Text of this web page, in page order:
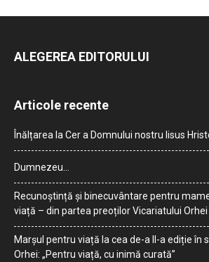
ALEGEREA EDITORULUI
Articole recente
Înălțarea la Cer a Domnului nostru Iisus
Dumnezeu…
Recunoștință și binecuvântare pentru
viață – din partea preoților Vicariatului Orhei
Marșul pentru viață la cea de-a II-a ediție în
Orhei: „Pentru viață, cu inimă curată”